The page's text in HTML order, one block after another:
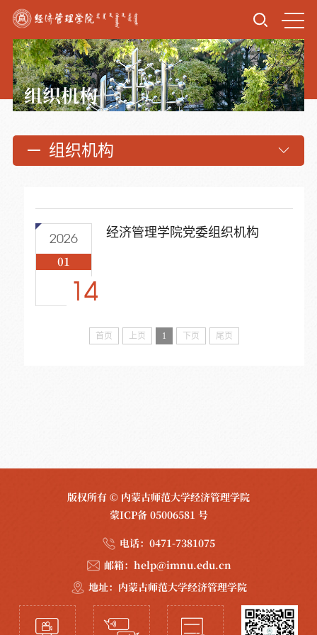
组织机构
组织机构
2026
01
14
经济管理学院党委组织机构
首页 上页 1 下页 尾页
版权所有 © 内蒙古师范大学经济管理学院
蒙ICP备 05006581 号
电话： 0471-7381075
邮箱： help@imnu.edu.cn
地址： 内蒙古师范大学经济管理学院